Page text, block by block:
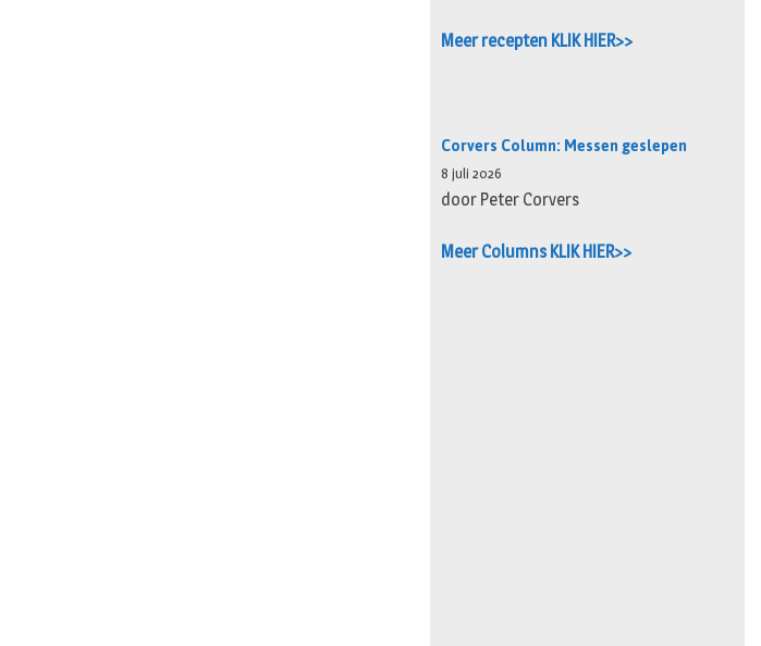
Meer recepten KLIK HIER>>
Corvers Column: Messen geslepen
8 juli 2026
door Peter Corvers
Meer Columns KLIK HIER>>